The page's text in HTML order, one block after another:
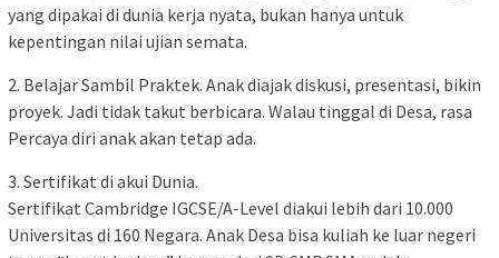
yang dipakai di dunia kerja nyata, bukan hanya untuk
kepentingan nilai ujian semata.
2. Belajar Sambil Praktek. Anak diajak diskusi, presentasi, bikin
proyek. Jadi tidak takut berbicara. Walau tinggal di Desa, rasa
Percaya diri anak akan tetap ada.
3. Sertifikat di akui Dunia.
Sertifikat Cambridge IGCSE/A-Level diakui lebih dari 10.000
Universitas di 160 Negara. Anak Desa bisa kuliah ke luar negeri